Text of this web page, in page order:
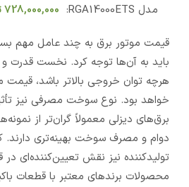
مدل RGA14000ETS:
728,000,000
قیمت موتور برق به چند عامل مهم
باید به آن‌ها توجه کرد. نخست قدرت
هرچه توان خروجی بالاتر باشد، قیمت
خواهد بود. نوع سوخت مصرفی نیز
برق‌های دیزلی معمولاً گران‌تر از
دوام و مصرف سوخت بهینه‌تری
تولیدکننده نیز نقش تعیین‌کننده‌ای در
محصولات برندهای معتبر با قطعات